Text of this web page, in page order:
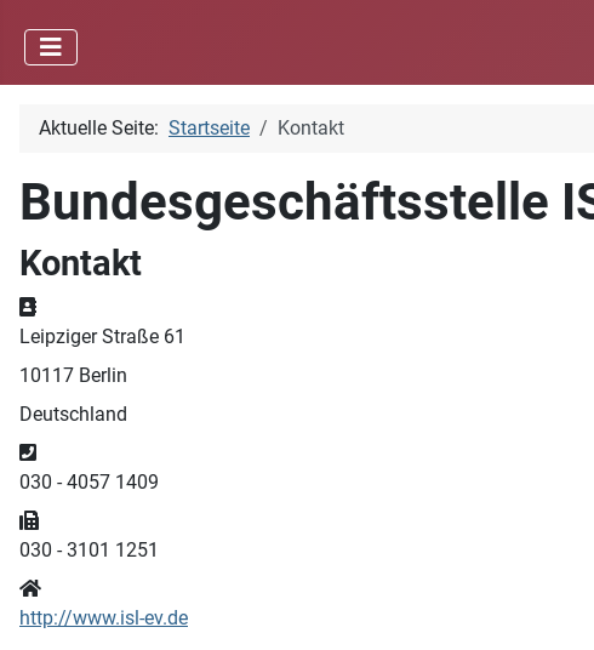
Aktuelle Seite: Startseite Kontakt
Bundesgeschäftsstelle
Kontakt
Adresse
Leipziger Straße 61
10117 Berlin
Deutschland
Telefon
030 - 4057 1409
Fax
030 - 3101 1251
Website
http://www.isl-ev.de